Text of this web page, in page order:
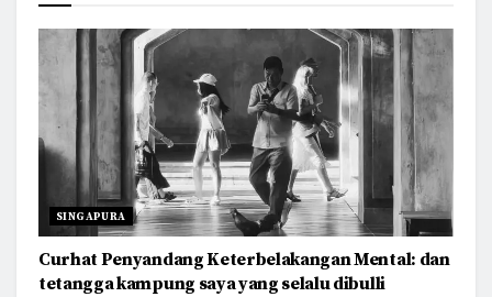
SINGAPURA
Curhat Penyandang Keterbelakangan Mental: dan
tetangga kampung saya yang selalu dibulli